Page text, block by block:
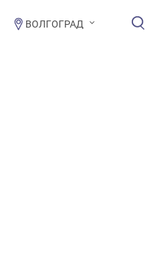
ВОЛГОГРАД